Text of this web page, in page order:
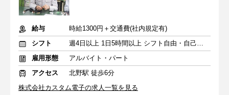
給与
時給1300円＋交通費(社内規定有)
シフト
週4日以上 1日5時間以上 シフト自由・自己申告
雇用形態
アルバイト・パート
アクセス
北野駅 徒歩6分
株式会社カスタム電子の求人一覧を見る